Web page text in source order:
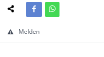
Melden